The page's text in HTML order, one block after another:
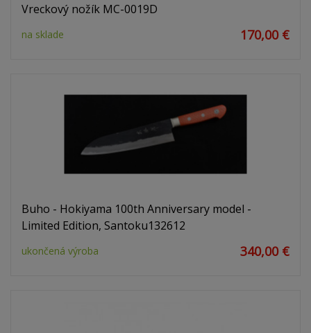
Vreckový nožík MC-0019D
na sklade 170,00 €
Buho - Hokiyama 100th Anniversary model -
Limited Edition, Santoku132612
ukončená výroba 340,00 €